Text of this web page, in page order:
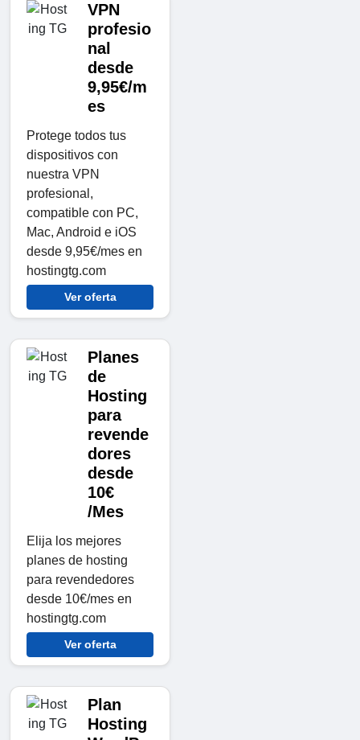
VPN
profesio
nal
desde
9,95€/m
es
Protege todos tus
dispositivos con
nuestra VPN
profesional,
compatible con PC,
Mac, Android e iOS
desde 9,95€/mes en
hostingtg.com
Ver oferta
Planes
de
Hosting
para
revende
dores
desde
10€
/Mes
Elija los mejores
planes de hosting
para revendedores
desde 10€/mes en
hostingtg.com
Ver oferta
Plan
Hosting